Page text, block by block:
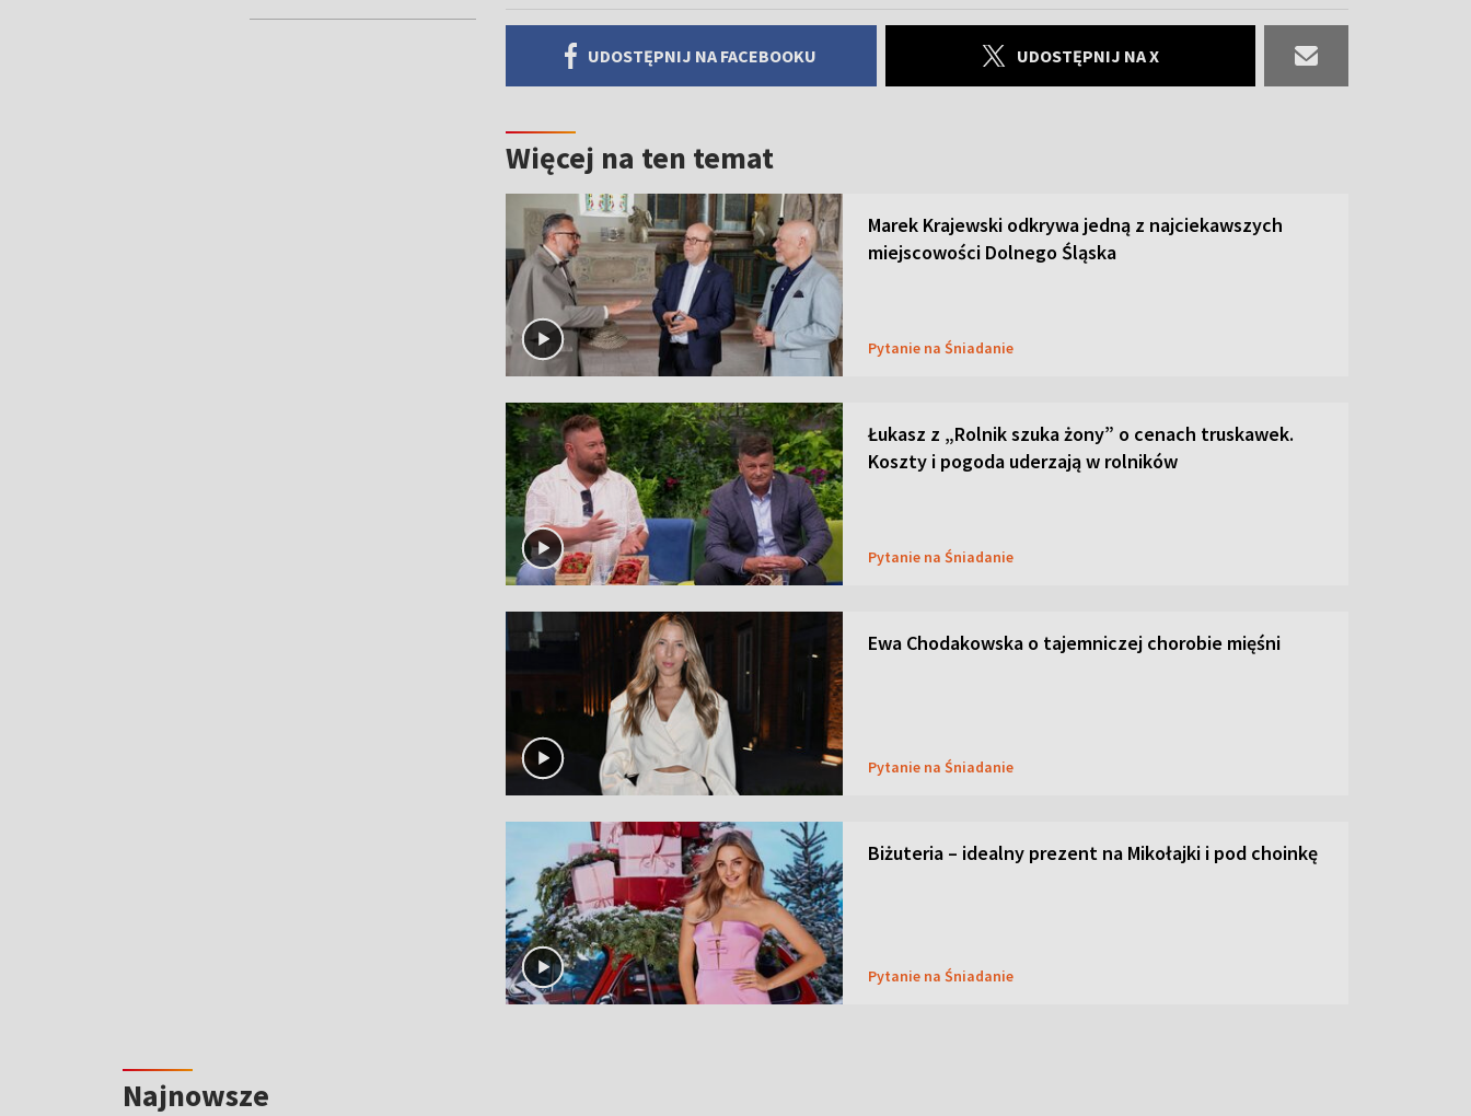
UDOSTĘPNIJ NA FACEBOOKU UDOSTĘPNIJ NA X
Więcej na ten temat
Marek Krajewski odkrywa jedną z najciekawszych
miejscowości Dolnego Śląska
Pytanie na Śniadanie
Łukasz z „Rolnik szuka żony” o cenach truskawek.
Koszty i pogoda uderzają w rolników
Pytanie na Śniadanie
Ewa Chodakowska o tajemniczej chorobie mięśni
Pytanie na Śniadanie
Biżuteria – idealny prezent na Mikołajki i pod choinkę
Pytanie na Śniadanie
Najnowsze